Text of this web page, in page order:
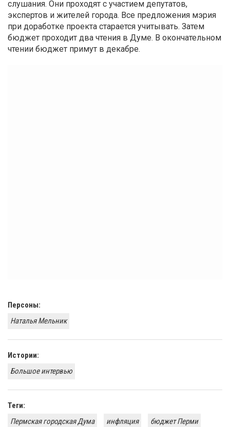
слушания. Они проходят с участием депутатов,
экспертов и жителей города. Все предложения мэрия
при доработке проекта старается учитывать. Затем
бюджет проходит два чтения в Думе. В окончательном
чтении бюджет примут в декабре.
Персоны:
Наталья Мельник
Истории:
Большое интервью
Теги:
Пермская городская Дума
инфляция
бюджет Перми